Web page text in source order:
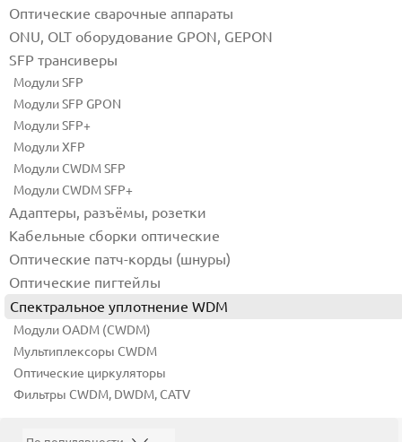
Оптические сварочные аппараты
ONU, OLT оборудование GPON, GEPON
SFP трансиверы
Модули SFP
Модули SFP GPON
Модули SFP+
Модули XFP
Модули CWDM SFP
Модули CWDM SFP+
Адаптеры, разъёмы, розетки
Кабельные сборки оптические
Оптические патч-корды (шнуры)
Оптические пигтейлы
Спектральное уплотнение WDM
Модули OADM (CWDM)
Мультиплексоры CWDM
Оптические циркуляторы
Фильтры CWDM, DWDM, CATV